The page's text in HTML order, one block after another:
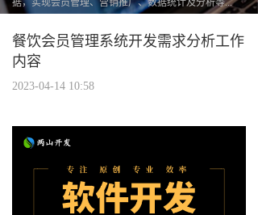
据，实现会员管理、营销推广、数据统计及分析等...
餐饮会员管理系统开发需求分析工作
内容
2023-04-14 10:58